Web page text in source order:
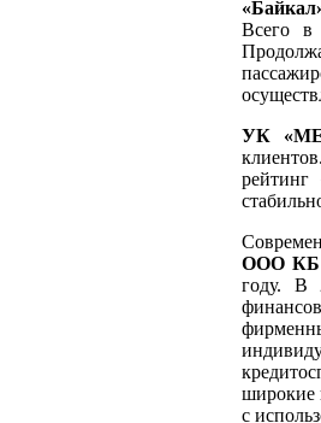
Всего в
УК
ООО КБ
году. В
широкие
с